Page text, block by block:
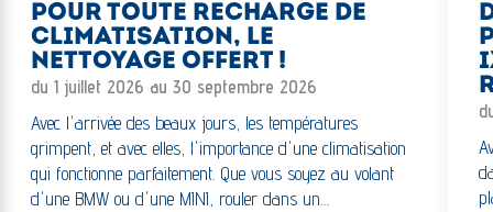
POUR TOUTE RECHARGE DE
CLIMATISATION, LE
NETTOYAGE OFFERT !
du 1 juillet 2026 au 30 septembre 2026
Avec l'arrivée des beaux jours, les températures
grimpent, et avec elles, l'importance d'une climatisation
qui fonctionne parfaitement. Que vous soyez au volant
d'une BMW ou d'une MINI, rouler dans un…